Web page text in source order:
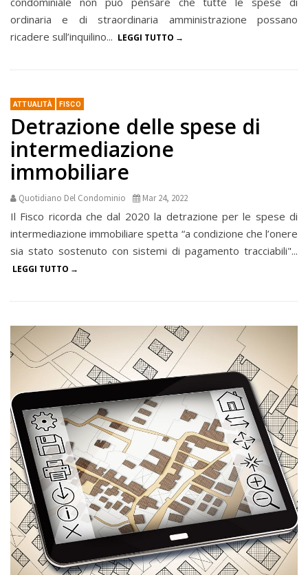
ordinaria e di straordinaria amministrazione possano
ricadere sull’inquilino... LEGGI TUTTO
ATTUALITÀ FISCO
Detrazione delle spese di
intermediazione
immobiliare
Quotidiano Del Condominio Mar 24, 2022
Il Fisco ricorda che dal 2020 la detrazione per le spese di
intermediazione immobiliare spetta “a condizione che l’onere
sia stato sostenuto con sistemi di pagamento tracciabili"...
LEGGI TUTTO